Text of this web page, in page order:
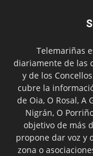
Telemariñas
diariamente de las
y de los
cubre la
de Oia, O Rosal, A
Nigrán, O
objetivo de más
propone dar voz y
zona o